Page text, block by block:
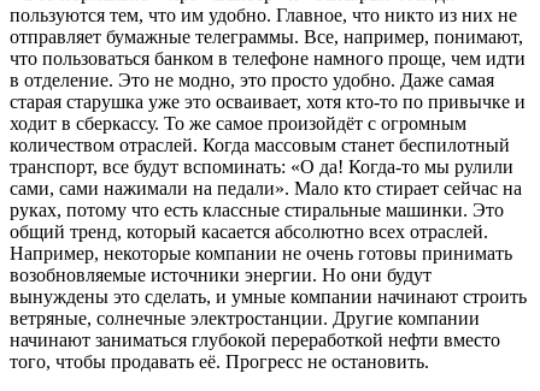
пользуются тем, что им удобно. Главное, что никто из них не
отправляет бумажные телеграммы. Все, например, понимают,
что пользоваться банком в телефоне намного проще, чем идти
в отделение. Это не модно, это просто удобно. Даже самая
старая старушка уже это осваивает, хотя кто-то по привычке и
ходит в сберкассу. То же самое произойдёт с огромным
количеством отраслей. Когда массовым станет беспилотный
транспорт, все будут вспоминать: «О да! Когда-то мы рулили
сами, сами нажимали на педали». Мало кто стирает сейчас на
руках, потому что есть классные стиральные машинки. Это
общий тренд, который касается абсолютно всех отраслей.
Например, некоторые компании не очень готовы принимать
возобновляемые источники энергии. Но они будут
вынуждены это сделать, и умные компании начинают строить
ветряные, солнечные электростанции. Другие компании
начинают заниматься глубокой переработкой нефти вместо
того, чтобы продавать её. Прогресс не остановить.